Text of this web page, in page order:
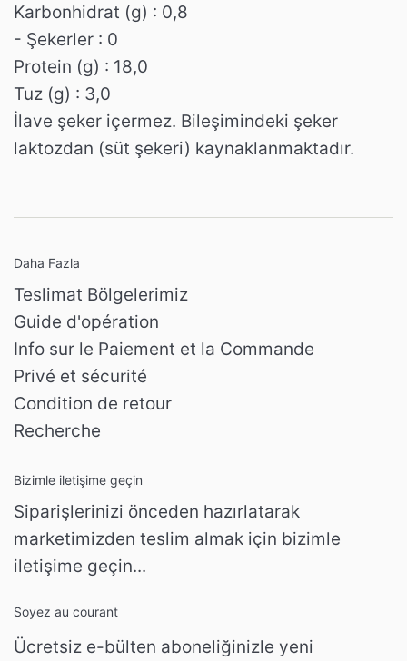
Karbonhidrat (g) : 0,8
- Şekerler : 0
Protein (g) : 18,0
Tuz (g) : 3,0
İlave şeker içermez. Bileşimindeki şeker
laktozdan (süt şekeri) kaynaklanmaktadır.
Daha Fazla
Teslimat Bölgelerimiz
Guide d'opération
Info sur le Paiement et la Commande
Privé et sécurité
Condition de retour
Recherche
Bizimle iletişime geçin
Siparişlerinizi önceden hazırlatarak
marketimizden teslim almak için bizimle
iletişime geçin...
Soyez au courant
Ücretsiz e-bülten aboneliğinizle yeni